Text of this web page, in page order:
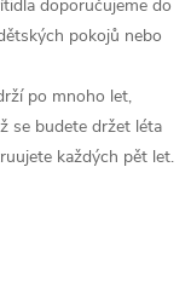
doporučujeme do
pokojů nebo
po mnoho let,
se budete držet léta
každých pět let.